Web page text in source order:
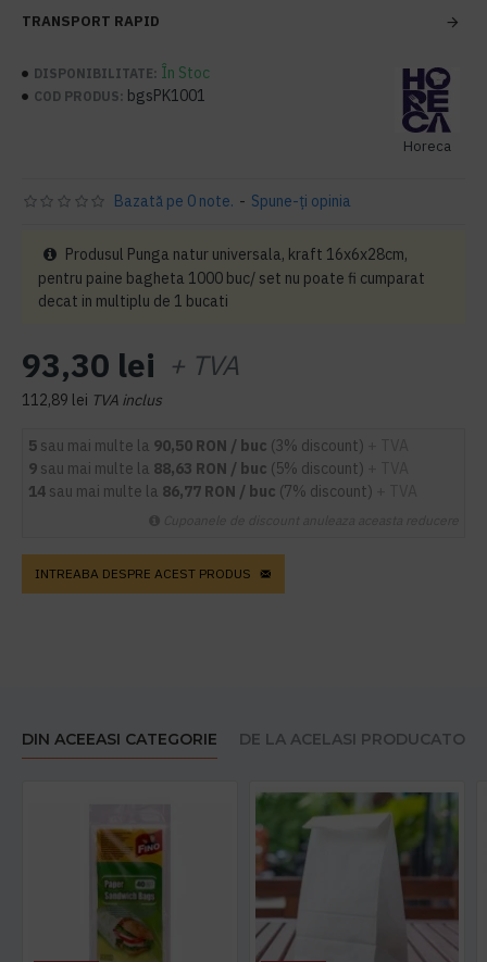
TRANSPORT RAPID
DISPONIBILITATE: În Stoc
COD PRODUS: bgsPK1001
Horeca
Bazată pe 0 note. - Spune-ţi opinia
93,30 lei + TVA
112,89 lei TVA inclus
Produsul Punga natur universala, kraft 16x6x28cm,
pentru paine bagheta 1000 buc/ set nu poate fi cumparat
decat in multiplu de 1 bucati
5 sau mai multe la 90,50 RON / buc (3% discount)
9 sau mai multe la 88,63 RON / buc (5% discount)
14 sau mai multe la 86,77 RON / buc (7% discount)
INTREABA DESPRE ACEST PRODUS
DIN ACEEASI CATEGORIE DE LA ACELASI PRODUCATOR